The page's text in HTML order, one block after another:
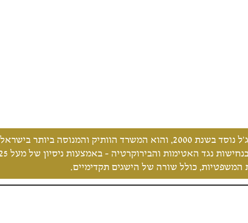
משרד עו"ד ונוטריון דוד אנג'ל נוסד בשנת 2000, והוא המשרד
המשפטיות, כולל שורה של הישגים תקדימיים.